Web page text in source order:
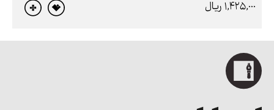
1,425,000 ريال